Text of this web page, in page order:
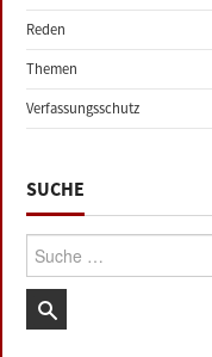
Reden
Themen
Verfassungsschutz
SUCHE
Suche: